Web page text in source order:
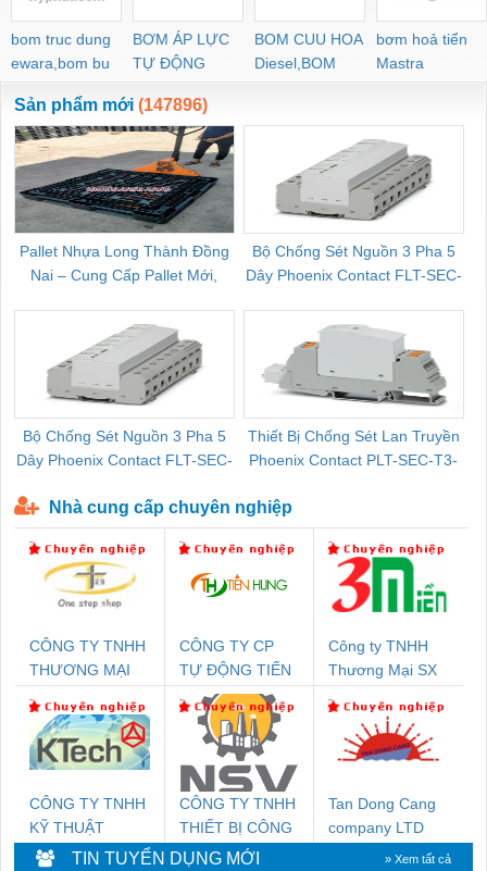
bom truc dung
ewara,bom bu
ewara
BƠM ÁP LỰC
TỰ ĐỘNG
BOM CUU HOA
Diesel,BOM
CHUA CHAY
bơm hoả tiển
Mastra
Sản phẩm mới (147896)
Pallet Nhựa Long Thành Đồng
Nai – Cung Cấp Pallet Mới,
Bộ Chống Sét Nguồn 3 Pha 5
Dây Phoenix Contact FLT-SEC-
Bộ Chống Sét Nguồn 3 Pha 5
Dây Phoenix Contact FLT-SEC-
Thiết Bị Chống Sét Lan Truyền
Phoenix Contact PLT-SEC-T3-
Nhà cung cấp chuyên nghiệp
CÔNG TY TNHH
THƯƠNG MẠI
NAM
CÔNG TY CP
TỰ ĐỘNG TIẾN
HƯNG
Công ty TNHH
Thương Mại SX
CÔNG TY TNHH
KỸ THUẬT
KTECH VIỆT
CÔNG TY TNHH
THIẾT BỊ CÔNG
NGHIỆP NIHON
Tan Dong Cang
company LTD
TIN TUYỂN DỤNG MỚI » Xem tất cả